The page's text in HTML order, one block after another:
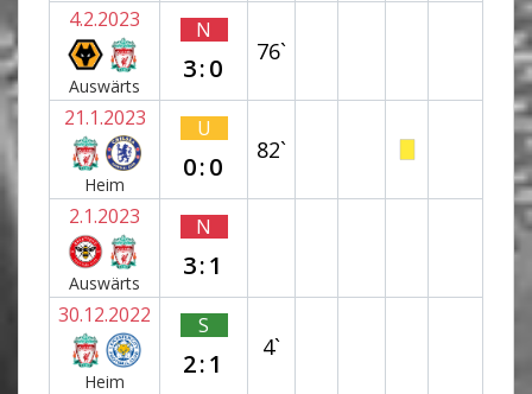
4.2.2023
Auswärts
N
3:0
76`
21.1.2023
Heim
U
0:0
82`
2.1.2023
Auswärts
N
3:1
30.12.2022
Heim
S
2:1
4`